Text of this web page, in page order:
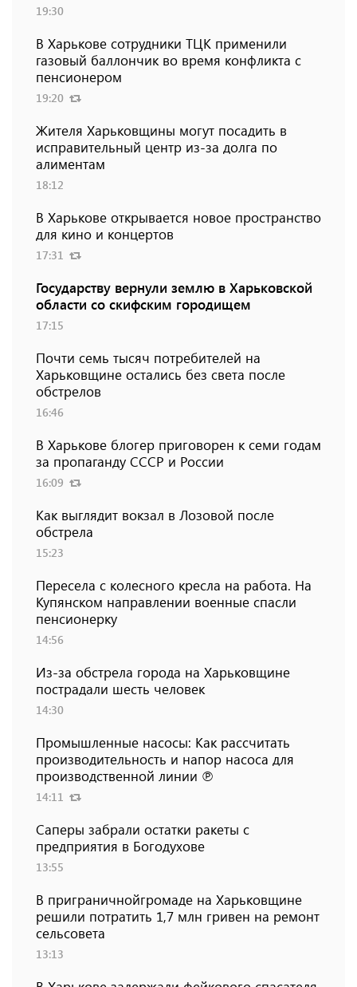
19:30
В Харькове сотрудники ТЦК применили
газовый баллончик во время конфликта с
пенсионером
19:20
Жителя Харьковщины могут посадить в
исправительный центр из-за долга по
алиментам
18:12
В Харькове открывается новое пространство
для кино и концертов
17:31
Государству вернули землю в Харьковской
области со скифским городищем
17:15
Почти семь тысяч потребителей на
Харьковщине остались без света после
обстрелов
16:46
В Харькове блогер приговорен к семи годам
за пропаганду СССР и России
16:09
Как выглядит вокзал в Лозовой после
обстрела
15:23
Пересела с колесного кресла на работа. На
Купянском направлении военные спасли
пенсионерку
14:56
Из-за обстрела города на Харьковщине
пострадали шесть человек
14:30
Промышленные насосы: Как рассчитать
производительность и напор насоса для
производственной линии ℗
14:11
Саперы забрали остатки ракеты с
предприятия в Богодухове
13:55
В приграничнойгромаде на Харьковщине
решили потратить 1,7 млн ​​гривен на ремонт
сельсовета
13:13